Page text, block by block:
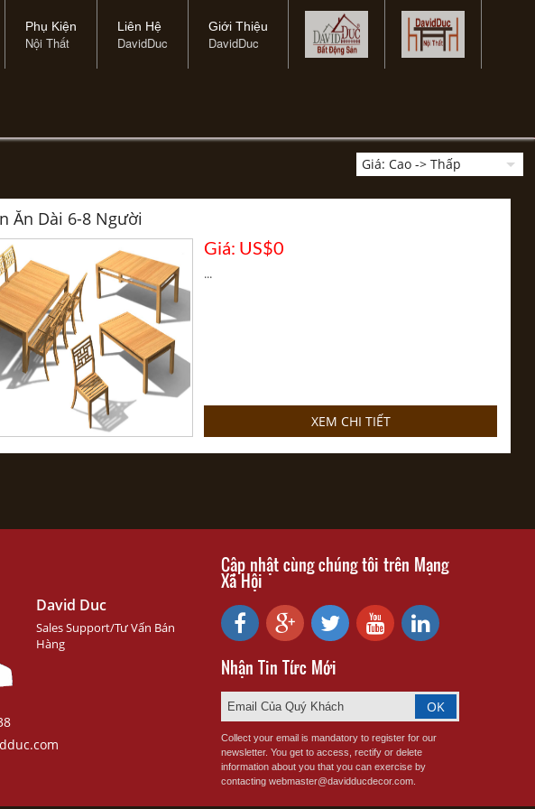
Phụ Kiện
Nội Thất
Liên Hệ
DavidDuc
Giới Thiệu
DavidDuc
Ăn Dài 6-8 Người
Giá: US$0
...
XEM CHI TIẾT
David Duc
Sales Support/Tư Vấn Bán
Hàng
Cập nhật cùng chúng tôi trên Mạng
Xã Hội
Nhận Tin Tức Mới
Collect your email is mandatory to register for our
newsletter. You get to access, rectify or delete
information about you that you can exercise by
contacting webmaster@davidducdecor.com.